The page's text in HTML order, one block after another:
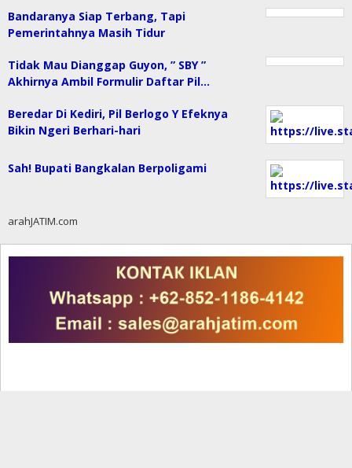
Bandaranya Siap Terbang, Tapi
Pemerintahnya Masih Tidur
Tidak Mau Dianggap Guyon, ” SBY ”
Akhirnya Ambil Formulir Daftar Pil…
Beredar Di Kediri, Pil Berlogo Y Efeknya
Bikin Ngeri Berhari-hari
Sah! Bupati Bangkalan Berpoligami
arahJATIM.com